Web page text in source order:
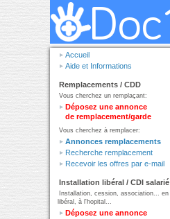
Accueil
Aide et Informations
Remplacements / CDD
Vous cherchez un remplaçant:
Déposez une annonce
de remplacement/garde
Vous cherchez à remplacer:
Annonces remplacements
Recherche remplacement
Recevoir les offres par e-mail
Installation libéral / CDI salarié
Installation, cession, association... en
libéral, à l'hopital...
Déposez une annonce